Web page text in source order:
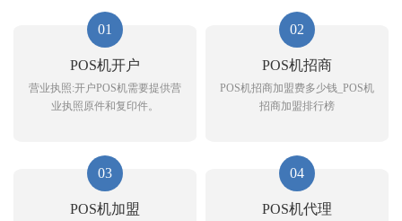
01
POS机开户
营业执照:开户POS机需要提供营
业执照原件和复印件。
02
POS机招商
POS机招商加盟费多少钱_POS机
招商加盟排行榜
03
POS机加盟
04
POS机代理